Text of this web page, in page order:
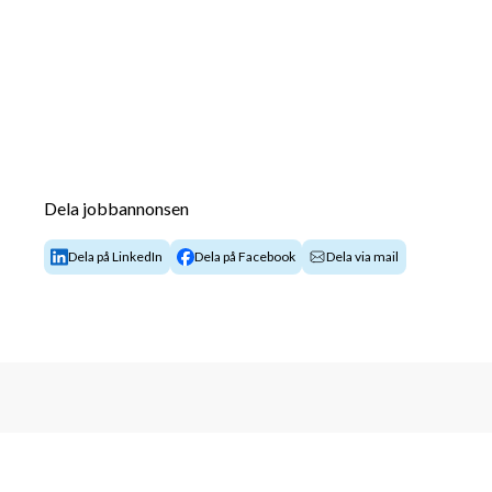
Dela jobbannonsen
Dela på LinkedIn Dela på Facebook Dela via mail